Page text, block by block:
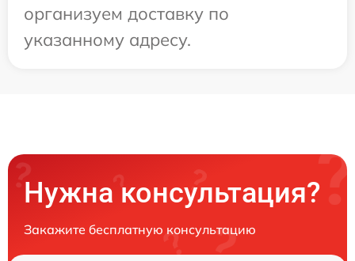
организуем доставку по
указанному адресу.
Нужна консультация?
Закажите бесплатную консультацию